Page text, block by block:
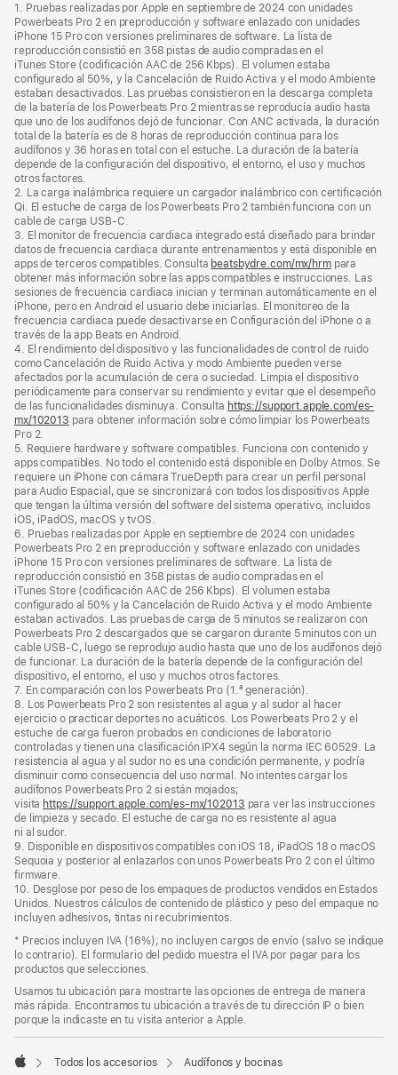
1. Pruebas realizadas por Apple en septiembre de 2024 con unidades
Powerbeats Pro 2 en preproducción y software enlazado con unidades
iPhone 15 Pro con versiones preliminares de software. La lista de
reproducción consistió en 358 pistas de audio compradas en el
iTunes Store (codificación AAC de 256 Kbps). El volumen estaba
configurado al 50%, y la Cancelación de Ruido Activa y el modo Ambiente
estaban desactivados. Las pruebas consistieron en la descarga completa
de la batería de los Powerbeats Pro 2 mientras se reproducía audio hasta
que uno de los audífonos dejó de funcionar. Con ANC activada, la duración
total de la batería es de 8 horas de reproducción continua para los
audífonos y 36 horas en total con el estuche. La duración de la batería
depende de la configuración del dispositivo, el entorno, el uso y muchos
otros factores.
2. La carga inalámbrica requiere un cargador inalámbrico con certificación
Qi. El estuche de carga de los Powerbeats Pro 2 también funciona con un
cable de carga USB‑C.
3. El monitor de frecuencia cardiaca integrado está diseñado para brindar
datos de frecuencia cardiaca durante entrenamientos y está disponible en
apps de terceros compatibles. Consulta beatsbydre.com/mx/hrmpara
obtener más información sobre las apps compatibles e instrucciones. Las
sesiones de frecuencia cardiaca inician y terminan automáticamente en el
iPhone, pero en Android el usuario debe iniciarlas. El monitoreo de la
frecuencia cardiaca puede desactivarse en Configuración del iPhone o a
través de la app Beats en Android.
4. El rendimiento del dispositivo y las funcionalidades de control de ruido
como Cancelación de Ruido Activa y modo Ambiente pueden verse
afectados por la acumulación de cera o suciedad. Limpia el dispositivo
periódicamente para conservar su rendimiento y evitar que el desempeño
de las funcionalidades disminuya. Consulta https://support.apple.com/es-
mx/102013 para obtener información sobre cómo limpiar los Powerbeats
Pro 2.
5. Requiere hardware y software compatibles. Funciona con contenido y
apps compatibles. No todo el contenido está disponible en Dolby Atmos. Se
requiere un iPhone con cámara TrueDepth para crear un perfil personal
para Audio Espacial, que se sincronizará con todos los dispositivos Apple
que tengan la última versión del software del sistema operativo, incluidos
iOS, iPadOS, macOS y tvOS.
6. Pruebas realizadas por Apple en septiembre de 2024 con unidades
Powerbeats Pro 2 en preproducción y software enlazado con unidades
iPhone 15 Pro con versiones preliminares de software. La lista de
reproducción consistió en 358 pistas de audio compradas en el
iTunes Store (codificación AAC de 256 Kbps). El volumen estaba
configurado al 50% y la Cancelación de Ruido Activa y el modo Ambiente
estaban activados. Las pruebas de carga de 5 minutos se realizaron con
Powerbeats Pro 2 descargados que se cargaron durante 5 minutos con un
cable USB‑C, luego se reprodujo audio hasta que uno de los audífonos dejó
de funcionar. La duración de la batería depende de la configuración del
dispositivo, el entorno, el uso y muchos otros factores.
7. En comparación con los Powerbeats Pro (1.ª generación).
8. Los Powerbeats Pro 2 son resistentes al agua y al sudor al hacer
ejercicio o practicar deportes no acuáticos. Los Powerbeats Pro 2 y el
estuche de carga fueron probados en condiciones de laboratorio
controladas y tienen una clasificación IPX4 según la norma IEC 60529. La
resistencia al agua y al sudor no es una condición permanente, y podría
disminuir como consecuencia del uso normal. No intentes cargar los
audífonos Powerbeats Pro 2 si están mojados;
visita https://support.apple.com/es-mx/102013 para ver las instrucciones
de limpieza y secado. El estuche de carga no es resistente al agua
ni al sudor.
9. Disponible en dispositivos compatibles con iOS 18, iPadOS 18 o macOS
Sequoia y posterior al enlazarlos con unos Powerbeats Pro 2 con el último
firmware.
10. Desglose por peso de los empaques de productos vendidos en Estados
Unidos. Nuestros cálculos de contenido de plástico y peso del empaque no
incluyen adhesivos, tintas ni recubrimientos.
Nota
a
pie
página
* Precios incluyen IVA (16%); no incluyen cargos de envío (salvo se indique
lo contrario). El formulario del pedido muestra el IVA por pagar para los
productos que selecciones.
Usamos tu ubicación para mostrarte las opciones de entrega de manera
más rápida. Encontramos tu ubicación a través de tu dirección IP o bien
porque la indicaste en tu visita anterior a Apple.
Todos los accesorios Audífonos y bocinas